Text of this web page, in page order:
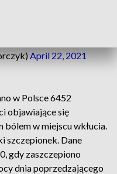
April 22, 2021
w Polsce 6452
objawiające się
w miejscu wkłucia.
szczepionek. Dane
gdy zaszczepiono
dnia poprzedzającego